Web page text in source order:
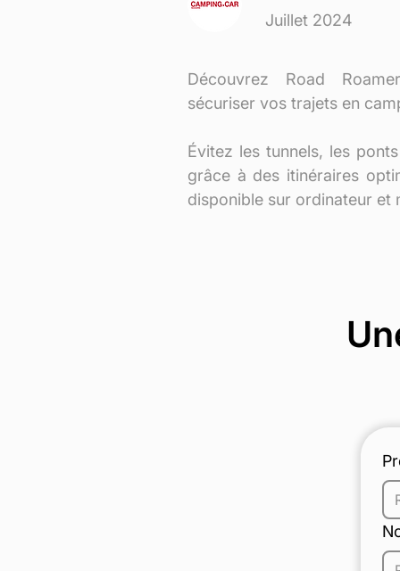
Juillet 2024
Découvrez Road
sécuriser vos trajets en
Évitez les tunnels, les
grâce à des itinéraires
disponible sur ordinateur et